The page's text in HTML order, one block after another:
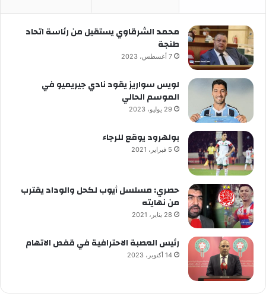
محمد الشرقاوي يستقيل من رئاسة اتحاد
طنجة
7 أغسطس، 2023
لويس سواريز يقود نادي جيريميو في
الموسم الحالي
29 يوليو، 2023
بولهرود يوقع للرجاء
5 فبراير، 2021
حصري: مسلسل أيوب لكحل والوداد يقترب
من نهايته
28 يناير، 2021
رئيس العصبة الاحترافية في قفص الاتهام
14 أكتوبر، 2023